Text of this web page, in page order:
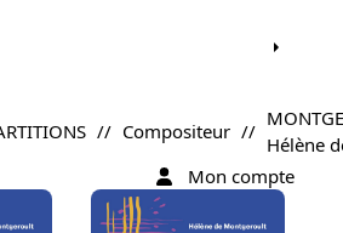
// Compositeur //
Hélène
Mon compte